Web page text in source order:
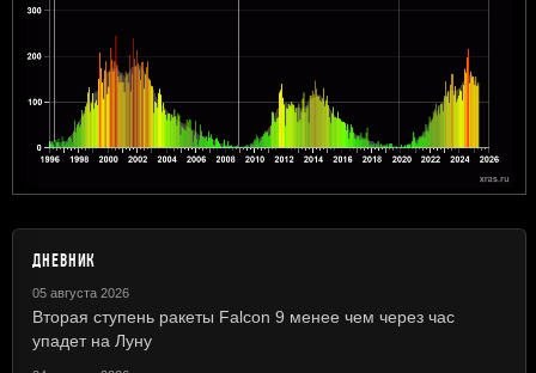
ДНЕВНИК
05 августа 2026
Вторая ступень ракеты Falcon 9 менее чем через час
упадет на Луну